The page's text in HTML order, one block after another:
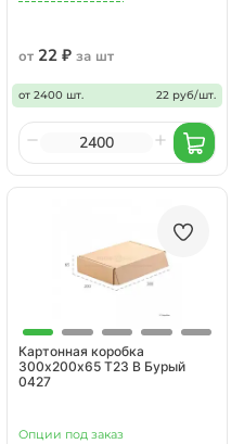
от 22 ₽ за шт
от 2400 шт. 22 руб/шт.
Картонная коробка
300х200х65 Т23 В Бурый
0427
Опции под заказ